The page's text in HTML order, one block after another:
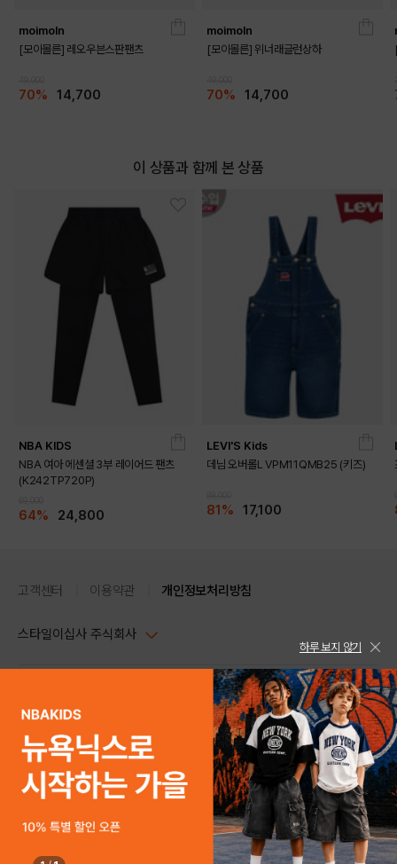
moimoln
[모이몰른] 레오우븐스판팬츠
70% 14,700
moimoln
[모이몰른] 위너래글런상하
70% 14,700
이 상품과 함께 본 상품
NBA KIDS
NBA 여아 에센셜 3부 레이어드 팬츠
(K242TP720P)
64% 24,800
LEVI'S Kids
데님 오버롤L VPM11QMB25 (키즈)
81% 17,100
고객센터 이용약관 개인정보처리방침
스타일이십사 주식회사
주소 : 서울시 강남구 논현로 633, 6층 (논현동, 한세엠케이빌딩)
사업자등록번호 : 116-81-32499
통신판매업신고번호 : 제 2024-서울강남-04239
호스팅 서비스 : 스타일이십사㈜
고객센터 1544-5336(평일 09:00~ 18:00 토/일/공휴일 휴무)
스타일24 고객센터 1544-5336
평일 09:00~ 18:00 (토/일/공휴일 휴무)
help Email : help@style24.com
COPYRIGHTⓒ2021 STYLE24 ALL RIGHTS RESERVED.
하루 보지 않기